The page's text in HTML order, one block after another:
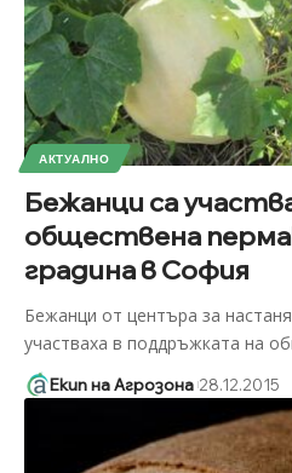
АКТУАЛНО
Бежанци са
обществена
градина в София
Бежанци от центъра за
участваха в поддръжката на
Екип на Агрозона 28.12.2015